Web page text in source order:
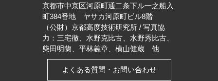
京都市中京区河原町通二条下ル一之船入
町384番地 ヤサカ河原町ビル8階
（公財）京都高度技術研究所 / 写真協
力：三宅徹、水野克比古、水野秀比古、
柴田明蘭、平林義章、横山健蔵 他
よくある質問・お問い合わせ